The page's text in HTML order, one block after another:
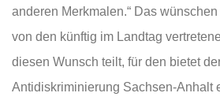
anderen Merkmalen.“ Das
von den künftig im Landtag
diesen Wunsch teilt, für den bietet
Antidiskriminierung Sachsen-Anhalt